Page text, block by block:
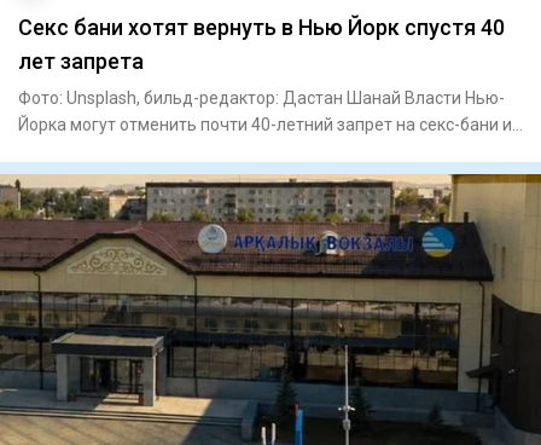
Секс бани хотят вернуть в Нью Йорк спустя 40
лет запрета
Фото: Unsplash, бильд-редактор: Дастан Шанай Власти Нью-
Йорка могут отменить почти 40-летний запрет на секс-бани и